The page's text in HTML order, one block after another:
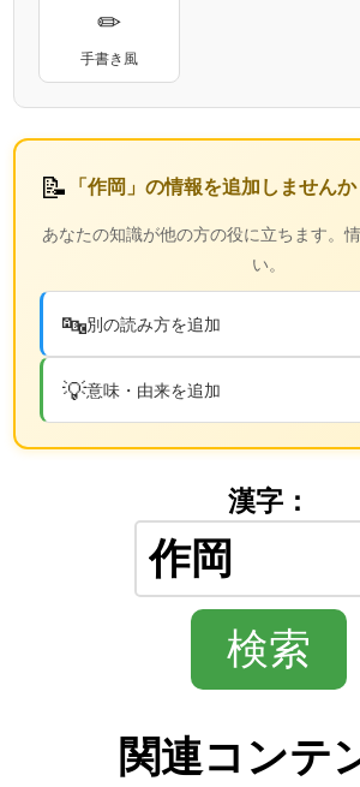
✏
手書き風
📝 「作岡」の情報を追加しませんか
あなたの知識が他の方の役に立ちます。
い。
🔤別の読み方を追加
💡意味・由来を追加
漢字：
関連コンテ